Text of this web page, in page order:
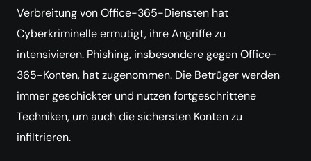
Verbreitung von Office-365-Diensten hat
Cyberkriminelle ermutigt, ihre Angriffe zu
intensivieren. Phishing, insbesondere gegen Office-
365-Konten, hat zugenommen. Die Betrüger werden
immer geschickter und nutzen fortgeschrittene
Techniken, um auch die sichersten Konten zu
infiltrieren.